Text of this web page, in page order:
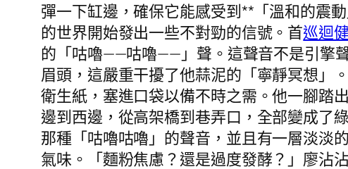
彈一下缸邊，確保它能感受到**「溫和的震
的世界開始發出一些不對勁的信號。首巡迴
的「咕嚕——咕嚕——」聲。這聲音不是引擎
眉頭，這嚴重干擾了他蒜泥的「寧靜冥想」
衛生紙，塞進口袋以備不時之需。他一腳踏
邊到西邊，從高架橋到巷弄口，全部變成了
那種「咕嚕咕嚕」的聲音，並且有一層淡淡
氣味。「麵粉焦慮？還是過度發酵？」廖沾